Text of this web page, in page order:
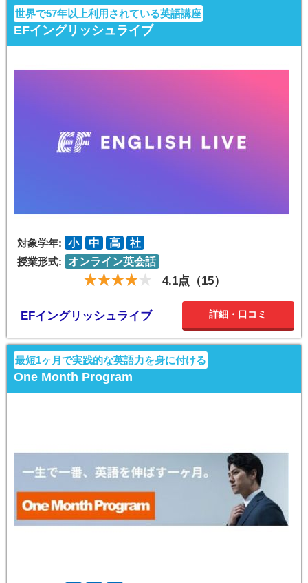
世界で57年以上利用されている英語講座
EFイングリッシュライブ
対象学年: 小 中 高
社
授業形式:
オンライン英会話
4.1点（15）
EFイングリッシュライブ 詳細・口コミ
最短1ヶ月で実践的な英語力を身に付ける
One Month Program